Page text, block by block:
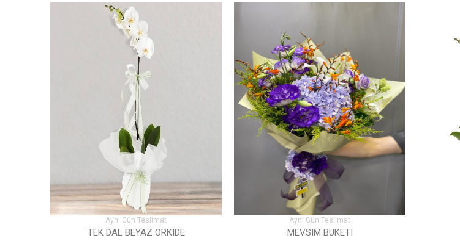
Aynı Gün Teslimat
TEK DAL BEYAZ ORKIDE
Aynı Gün Teslimat
MEVSIM BUKETI